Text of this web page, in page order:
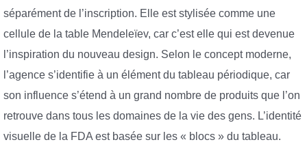
séparément de l’inscription. Elle est stylisée comme une
cellule de la table Mendeleïev, car c’est elle qui est devenue
l’inspiration du nouveau design. Selon le concept moderne,
l’agence s’identifie à un élément du tableau périodique, car
son influence s’étend à un grand nombre de produits que l’on
retrouve dans tous les domaines de la vie des gens. L’identité
visuelle de la FDA est basée sur les « blocs » du tableau.